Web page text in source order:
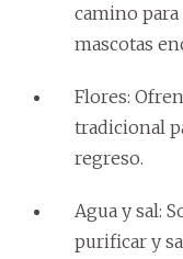
camino para
mascotas
Flores:
tradicional
regreso.
Agua y sal:
purificar y